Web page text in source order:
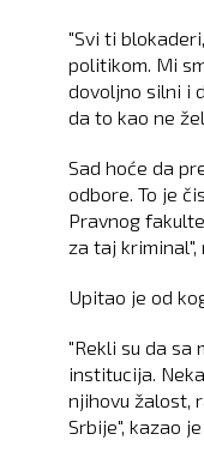
"Svi ti
politikom. Mi
dovoljno silni i
da to kao ne
Sad hoće da
odbore. To je
Pravnog
za taj kriminal",
Upitao je od
"Rekli su da sa
institucija.
njihovu žalost,
Srbije", kazao